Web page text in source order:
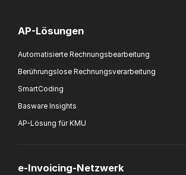
AP-Lösungen
Automatisierte Rechnungsbearbeitung
Berührungslose Rechnungsverarbeitung
SmartCoding
Basware Insights
AP-Lösung für KMU
e-Invoicing-Netzwerk